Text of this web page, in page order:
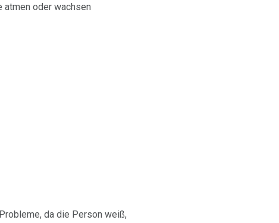
atmen oder wachsen
da die Person weiß,